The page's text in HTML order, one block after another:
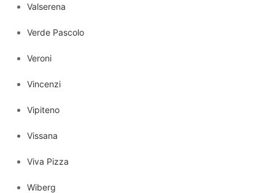
Valserena
Verde Pascolo
Veroni
Vincenzi
Vipiteno
Vissana
Viva Pizza
Wiberg